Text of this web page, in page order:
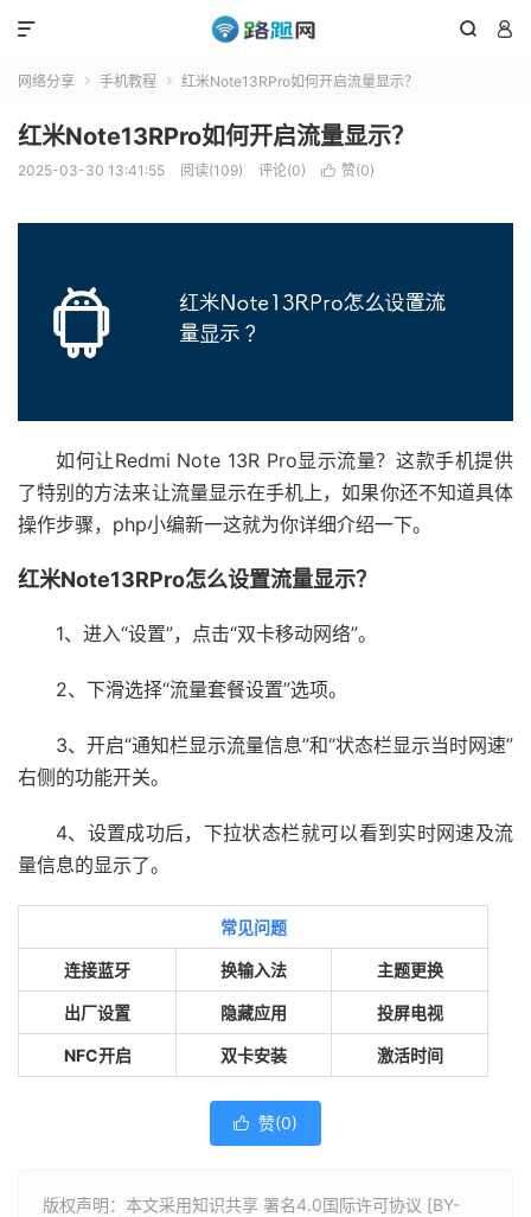
 

网络分享  手机教程  红米Note13RPro如何开启流量显示？
红米Note13RPro如何开启流量显示？
2025-03-30 13:41:55 阅读(109) 评论(0)  赞(0)
如何让Redmi Note 13R Pro显示流量？这款手机提供
了特别的方法来让流量显示在手机上，如果你还不知道具体
操作步骤，php小编新一这就为你详细介绍一下。
红米Note13RPro怎么设置流量显示？
1、进入“设置”，点击“双卡移动网络”。
2、下滑选择“流量套餐设置”选项。
3、开启“通知栏显示流量信息”和“状态栏显示当时网速”
右侧的功能开关。
4、设置成功后，下拉状态栏就可以看到实时网速及流
量信息的显示了。
常见问题
连接蓝牙 换输入法 主题更换
出厂设置 隐藏应用 投屏电视
NFC开启 双卡安装 激活时间
 赞(0)
版权声明：本文采用知识共享 署名4.0国际许可协议 [BY-